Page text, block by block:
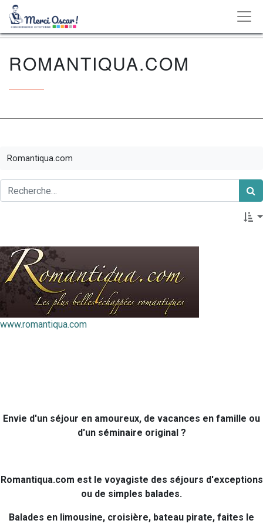
ROMANTIQUA.COM
Romantiqua.com
www.romantiqua.com
Envie d'un séjour en amoureux, de vacances en famille ou
d'un séminaire original ?
Romantiqua.com est le voyagiste des séjours d'exceptions
ou de simples balades.
Balades en limousine, croisière, bateau pirate, faites le